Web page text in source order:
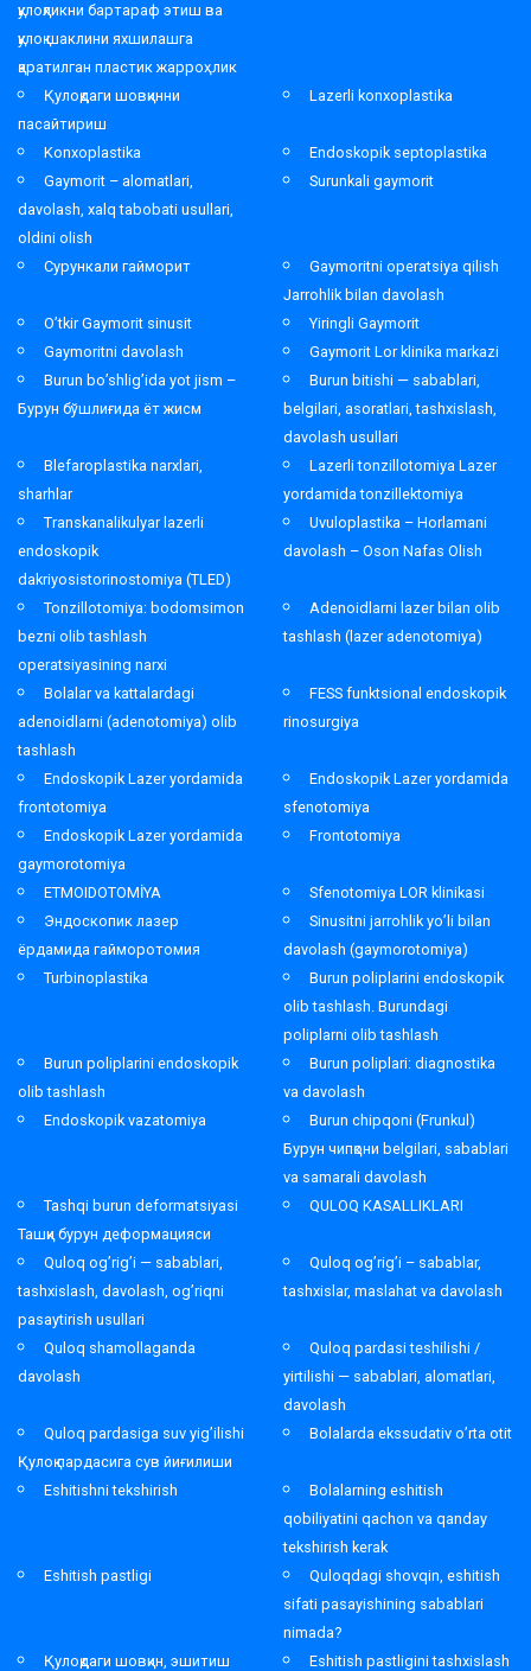
қулоқликни бартараф этиш ва
қулоқ шаклини яхшилашга
қаратилган пластик жарроҳлик
Қулоқдаги шовқинни
пасайтириш
Lazerli konxoplastika
Konxoplastika
Endoskopik septoplastika
Gaymorit – alomatlari,
davolash, xalq tabobati usullari,
oldini olish
Surunkali gaymorit
Сурункали гайморит
Gaymoritni operatsiya qilish
Jarrohlik bilan davolash
O’tkir Gaymorit sinusit
Yiringli Gaymorit
Gaymoritni davolash
Gaymorit Lor klinika markazi
Burun bo’shlig’ida yot jism –
Бурун бўшлиғида ёт жисм
Burun bitishi — sabablari,
belgilari, asoratlari, tashxislash,
davolash usullari
Blefaroplastika narxlari,
sharhlar
Lazerli tonzillotomiya Lazer
yordamida tonzillektomiya
Transkanalikulyar lazerli
endoskopik
dakriyosistorinostomiya (TLED)
Uvuloplastika – Horlamani
davolash – Oson Nafas Olish
Tonzillotomiya: bodomsimon
bezni olib tashlash
operatsiyasining narxi
Adenoidlarni lazer bilan olib
tashlash (lazer adenotomiya)
Bolalar va kattalardagi
adenoidlarni (adenotomiya) olib
tashlash
FESS funktsional endoskopik
rinosurgiya
Endoskopik Lazer yordamida
frontotomiya
Endoskopik Lazer yordamida
sfenotomiya
Endoskopik Lazer yordamida
gaymorotomiya
Frontotomiya
ETMOIDOTOMİYA
Sfenotomiya LOR klinikasi
Эндоскопик лазер
ёрдамида гайморотомия
Sinusitni jarrohlik yo’li bilan
davolash (gaymorotomiya)
Turbinoplastika
Burun poliplarini endoskopik
olib tashlash. Burundagi
poliplarni olib tashlash
Burun poliplarini endoskopik
olib tashlash
Burun poliplari: diagnostika
va davolash
Endoskopik vazatomiya
Burun chipqoni (Frunkul)
Бурун чипқони belgilari, sabablari
va samarali davolash
Tashqi burun deformatsiyasi
Ташқи бурун деформацияси
QULOQ KASALLIKLARI
Quloq og’rig’i — sabablari,
tashxislash, davolash, og’riqni
pasaytirish usullari
Quloq og’rig’i – sabablar,
tashxislar, maslahat va davolash
Quloq shamollaganda
davolash
Quloq pardasi teshilishi /
yirtilishi — sabablari, alomatlari,
davolash
Quloq pardasiga suv yig’ilishi
Қулоқ пардасига сув йиғилиши
Bolalarda ekssudativ o’rta otit
Eshitishni tekshirish
Bolalarning eshitish
qobiliyatini qachon va qanday
tekshirish kerak
Eshitish pastligi
Quloqdagi shovqin, eshitish
sifati pasayishining sabablari
nimada?
Қулоқдаги шовқин, эшитиш
Eshitish pastligini tashxislash